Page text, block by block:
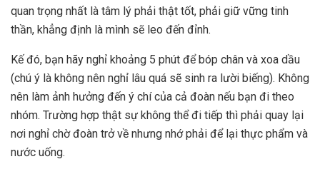
quan trọng nhất là tâm lý phải thật tốt, phải giữ vững tinh
thần, khẳng định là mình sẽ leo đến đỉnh.
Kế đó, bạn hãy nghỉ khoảng 5 phút để bóp chân và xoa dầu
(chú ý là không nên nghỉ lâu quá sẽ sinh ra lười biếng). Không
nên làm ảnh hưởng đến ý chí của cả đoàn nếu bạn đi theo
nhóm. Trường hợp thật sự không thể đi tiếp thì phải quay lại
nơi nghỉ chờ đoàn trở về nhưng nhớ phải để lại thực phẩm và
nước uống.